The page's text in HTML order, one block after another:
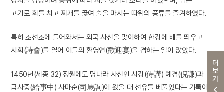
더보기
고기로 회를 치고 찌개를 끓여 술을 마시는 따위의 풍류를 즐겨하였다.
특히 조선조에 들어와서는 외국 사신을 맞이하여 한강에 배를 띄우고
시회(詩會)를 열어 이들의 환영연(歡迎宴)을 겸하는 일이 많았다.
1450년(세종 32) 정월에도 명나라 사신인 시강(侍講) 예겸(倪謙)과
급사중(給事中) 사마순(司馬詢)이 왔을 때 선유를 베풀었다는 기록이